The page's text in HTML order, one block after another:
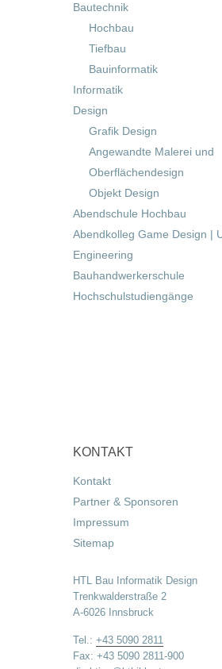
Bautechnik
Hochbau
Tiefbau
Bauinformatik
Informatik
Design
Grafik Design
Angewandte Malerei und
Oberflächendesign
Objekt Design
Abendschule Hochbau
Abendkolleg Game Design |
Engineering
Bauhandwerkerschule
Hochschulstudiengänge
KONTAKT
Kontakt
Partner & Sponsoren
Impressum
Sitemap
HTL Bau Informatik Design
Trenkwalderstraße 2
A-6026 Innsbruck
Tel.: +43 5090 2811
Fax: +43 5090 2811-900